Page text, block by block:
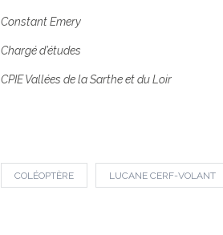
Constant Emery
Chargé d’études
CPIE Vallées de la Sarthe et du Loir
COLÉOPTÈRE LUCANE CERF-VOLANT